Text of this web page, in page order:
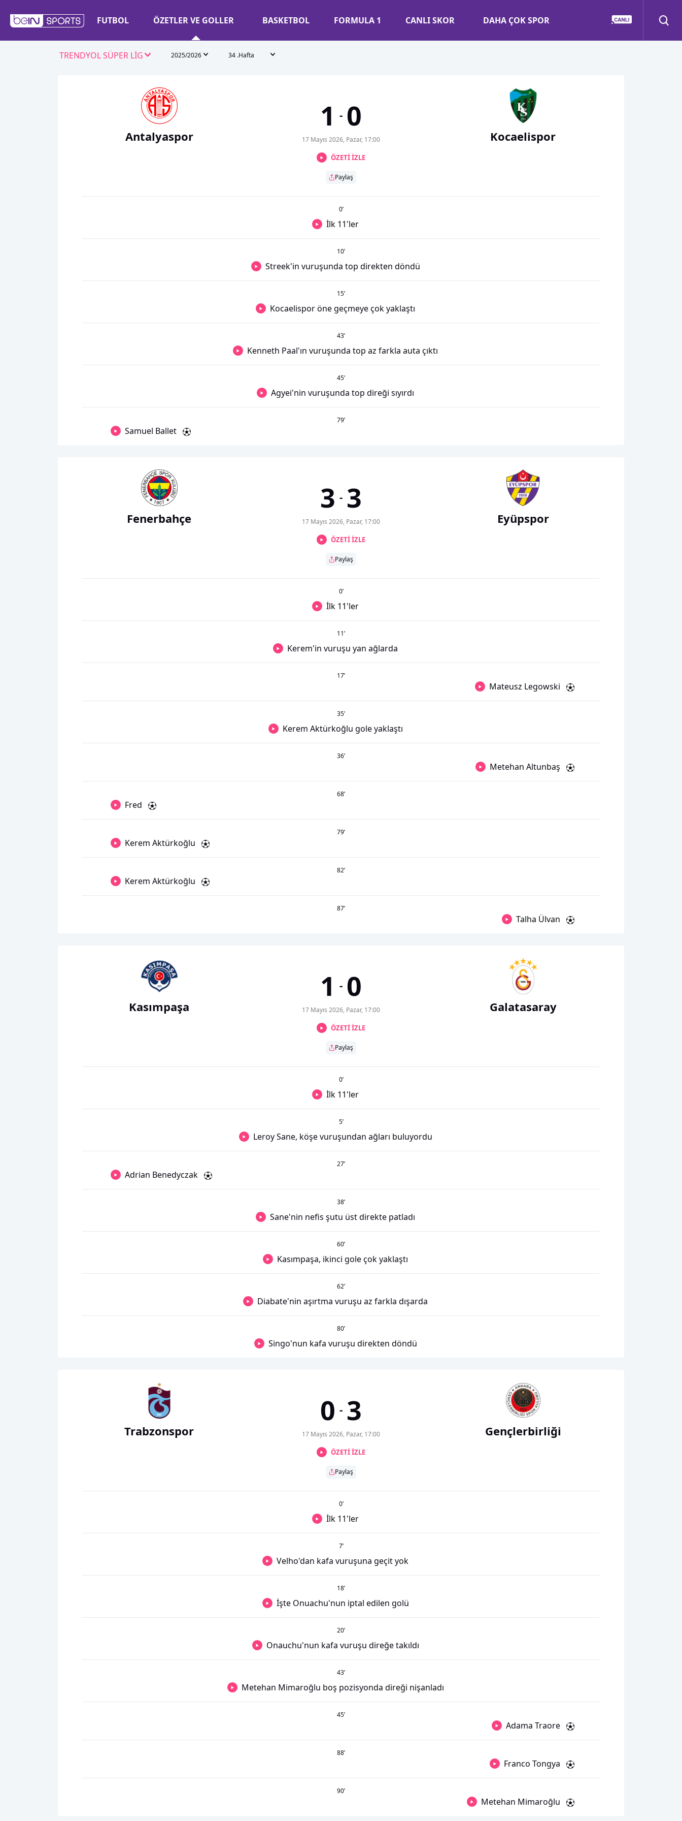
FUTBOL ÖZETLER VE GOLLER BASKETBOL FORMULA 1 CANLI SKOR DAHA ÇOK SPOR
TRENDYOL SÜPER LİG 2025/2026 34 .Hafta
Antalyaspor
1 - 0
17 Mayıs 2026, Pazar, 17:00
ÖZETİ İZLE
Paylaş
Kocaelispor
0’
İlk 11'ler
10’
Streek'in vuruşunda top direkten döndü
15’
Kocaelispor öne geçmeye çok yaklaştı
43’
Kenneth Paal'ın vuruşunda top az farkla auta çıktı
45’
Agyei'nin vuruşunda top direği sıyırdı
79’
Samuel Ballet
Fenerbahçe
3 - 3
17 Mayıs 2026, Pazar, 17:00
ÖZETİ İZLE
Paylaş
Eyüpspor
0’
İlk 11'ler
11’
Kerem'in vuruşu yan ağlarda
17’
Mateusz Legowski
35’
Kerem Aktürkoğlu gole yaklaştı
36’
Metehan Altunbaş
68’
Fred
79’
Kerem Aktürkoğlu
82’
Kerem Aktürkoğlu
87’
Talha Ülvan
Kasımpaşa
1 - 0
17 Mayıs 2026, Pazar, 17:00
ÖZETİ İZLE
Paylaş
Galatasaray
0’
İlk 11'ler
5’
Leroy Sane, köşe vuruşundan ağları buluyordu
27’
Adrian Benedyczak
38’
Sane'nin nefis şutu üst direkte patladı
60’
Kasımpaşa, ikinci gole çok yaklaştı
62’
Diabate'nin aşırtma vuruşu az farkla dışarda
80’
Singo'nun kafa vuruşu direkten döndü
Trabzonspor
0 - 3
17 Mayıs 2026, Pazar, 17:00
ÖZETİ İZLE
Paylaş
Gençlerbirliği
0’
İlk 11'ler
7’
Velho'dan kafa vuruşuna geçit yok
18’
İşte Onuachu'nun iptal edilen golü
20’
Onauchu'nun kafa vuruşu direğe takıldı
43’
Metehan Mimaroğlu boş pozisyonda direği nişanladı
45’
Adama Traore
88’
Franco Tongya
90’
Metehan Mimaroğlu